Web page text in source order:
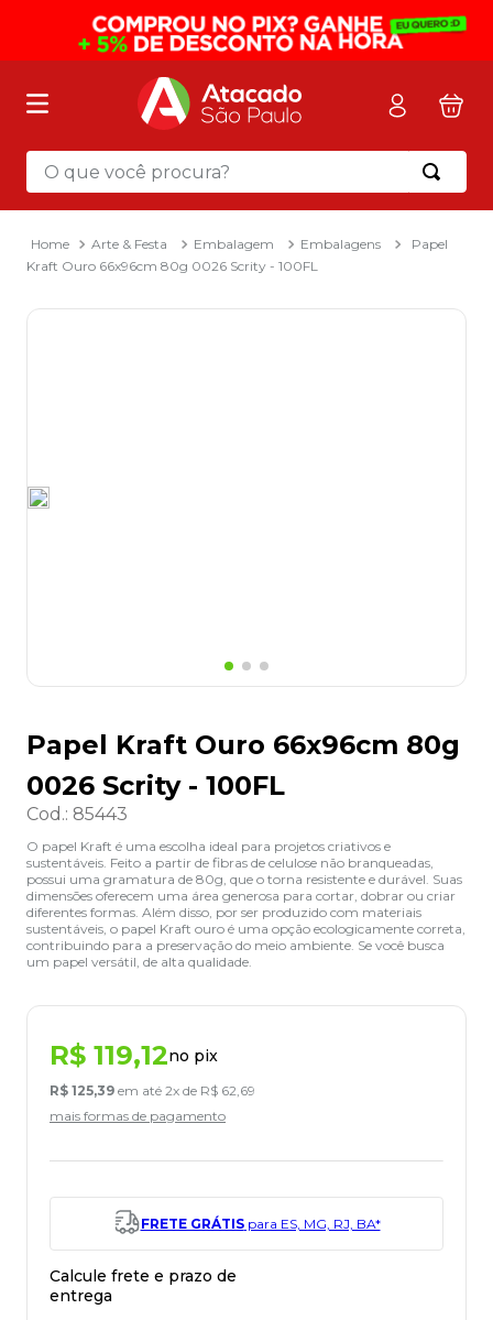
O que você procura?
Arte & Festa Embalagem Embalagens
Papel
Kraft Ouro 66x96cm 80g 0026 Scrity - 100FL
Papel Kraft Ouro 66x96cm 80g
0026 Scrity - 100FL
Cod.: 85443
O papel Kraft é uma escolha ideal para projetos criativos e
sustentáveis. Feito a partir de fibras de celulose não branqueadas,
possui uma gramatura de 80g, que o torna resistente e durável. Suas
dimensões oferecem uma área generosa para cortar, dobrar ou criar
diferentes formas. Além disso, por ser produzido com materiais
sustentáveis, o papel Kraft ouro é uma opção ecologicamente correta,
contribuindo para a preservação do meio ambiente. Se você busca
um papel versátil, de alta qualidade.
R$ 119,12no pix
R$ 125,39 em até 2x de R$ 62,69
mais formas de pagamento
FRETE GRÁTISpara ES, MG, RJ, BA*
Termos mais buscados
mochila
2 º sacola
3º papel toalha
8